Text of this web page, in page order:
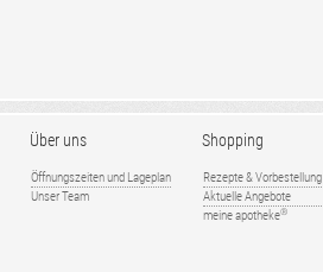
Über uns
Öffnungszeiten und Lageplan
Unser Team
Shopping
Rezepte & Vorbestellung
Aktuelle Angebote
meine apotheke®